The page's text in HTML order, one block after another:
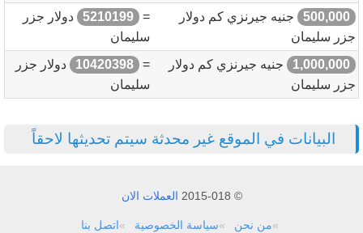
500,000
جنيه جيرنزي كم دولار
جزر سليمان
=
5210199
دولار جزر
سليمان
1,000,000
جنيه جيرنزي كم دولار
جزر سليمان
=
10420398
دولار جزر
سليمان
البيانات في الموقع غير محدثة سيتم تحديثها لاحقاً
© 2015-018 العملات الان
من نحن سياسة الخصوصية اتصل بنا